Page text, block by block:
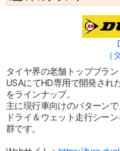
（
タイヤ界の老舗トップブラン
USAにてHD専用で開発され
をラインナップ。
主に現行車向けのパターンで
ドライ＆ウェット走行シー
群です。